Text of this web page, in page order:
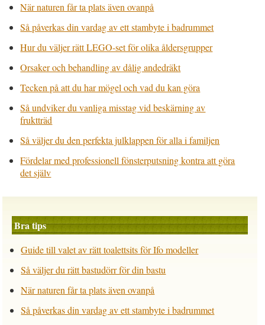
När naturen får ta plats även ovanpå
Så påverkas din vardag av ett stambyte i badrummet
Hur du väljer rätt LEGO-set för olika åldersgrupper
Orsaker och behandling av dålig andedräkt
Tecken på att du har mögel och vad du kan göra
Så undviker du vanliga misstag vid beskärning av
fruktträd
Så väljer du den perfekta julklappen för alla i familjen
Fördelar med professionell fönsterputsning kontra att göra
det själv
Bra tips
Guide till valet av rätt toalettsits för Ifo modeller
Så väljer du rätt bastudörr för din bastu
När naturen får ta plats även ovanpå
Så påverkas din vardag av ett stambyte i badrummet